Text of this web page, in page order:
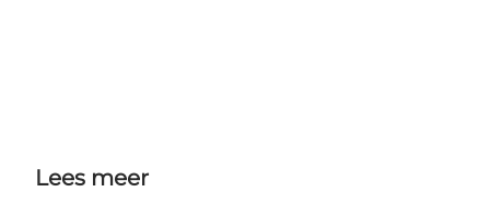
Lees meer